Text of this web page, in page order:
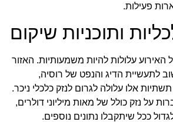
פעילות.
ותוכניות שיקום
עלולות להיות משמעותיות. האזור
לתעשיית הדיג והנפט של רוסיה,
אלו עלולה לגרום לנזק כלכלי ניכר.
על נזק כולל של מאות מיליוני דולרים,
ככל שיתקבלו נתונים נוספים.